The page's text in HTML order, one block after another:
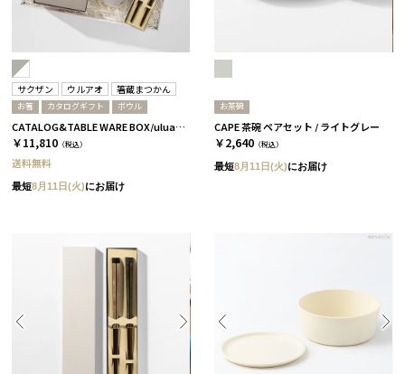
サクザン ウルアオ 箸蔵まつかん
お箸 カタログギフト ボウル
CATALOG&TABLE WARE BOX/uluao/グレー＆ホワイト/ 浅葱＆桜 アウレリアーナ
￥11,810 （税込）
送料無料
最短8月11日(火)にお届け
お茶碗
CAPE 茶碗 ペアセット / ライトグレー
￥2,640 （税込）
最短8月11日(火)にお届け